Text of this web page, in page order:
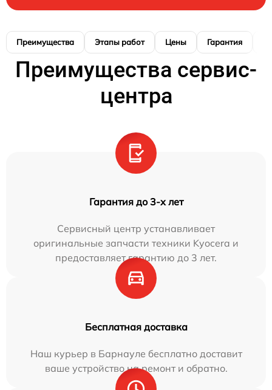
Преимущества Этапы работ Цены Гарантия
Преимущества сервис-
центра
Гарантия до 3-х лет
Сервисный центр устанавливает
оригинальные запчасти техники Kyocera и
предоставляет гарантию до 3 лет.
Бесплатная доставка
Наш курьер в Барнауле бесплатно доставит
ваше устройство на ремонт и обратно.